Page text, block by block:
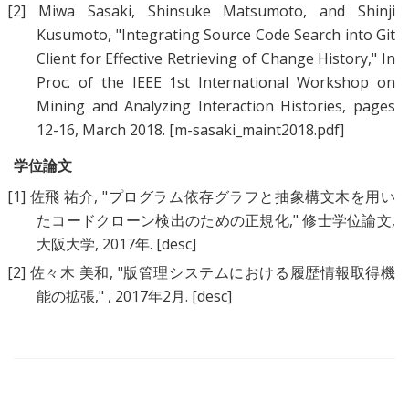
[2]
Miwa Sasaki, Shinsuke Matsumoto, andShinji
Kusumoto, "Integrating Source Code Search into Git
Client for Effective Retrieving of Change History," In
Proc. of the IEEE 1st International Workshop on
Mining and Analyzing Interaction Histories, pages
12-16, March 2018. [m-sasaki_maint2018.pdf]
学位論文
[1] 佐飛 祐介, "プログラム依存グラフと抽象構文木を用い
たコードクローン検出のための正規化," 修士学位論文,
大阪大学, 2017年. [desc]
[2] 佐々木 美和, "版管理システムにおける履歴情報取得機
能の拡張," , 2017年2月. [desc]